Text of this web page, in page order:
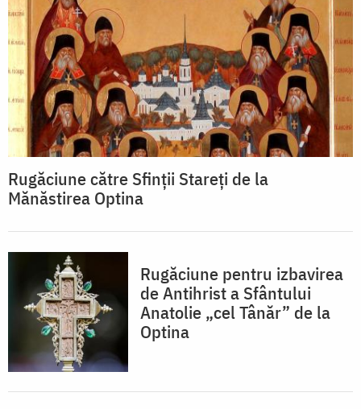
Rugăciune către Sfinții Stareți de la
Mănăstirea Optina
Rugăciune pentru izbavirea
de Antihrist a Sfântului
Anatolie „cel Tânăr” de la
Optina